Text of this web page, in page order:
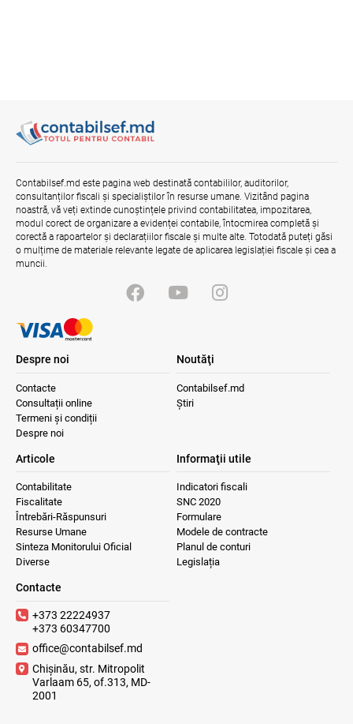
Contabilsef.md este pagina web destinată contabililor, auditorilor,
consultanților fiscali și specialiștilor în resurse umane. Vizitând pagina
noastră, vă veți extinde cunoștințele privind contabilitatea, impozitarea,
modul corect de organizare a evidenței contabile, întocmirea completă și
corectă a rapoartelor și declarațiilor fiscale și multe alte. Totodată puteți găsi
o mulțime de materiale relevante legate de aplicarea legislației fiscale și cea a
muncii.
Despre noi
Contacte
Consultații online
Termeni și condiții
Despre noi
Noutăţi
Contabilsef.md
Știri
Articole
Contabilitate
Fiscalitate
Întrebări-Răspunsuri
Resurse Umane
Sinteza Monitorului Oficial
Diverse
Informaţii utile
Indicatori fiscali
SNC 2020
Formulare
Modele de contracte
Planul de conturi
Legislația
Contacte
+373 22224937
+373 60347700
office@contabilsef.md
Chișinău, str. Mitropolit
Varlaam 65, of.313, MD-
2001